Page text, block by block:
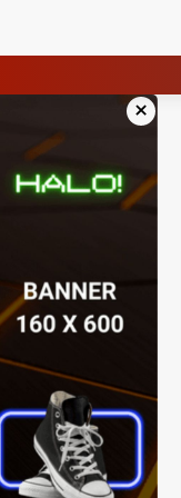
konten
×